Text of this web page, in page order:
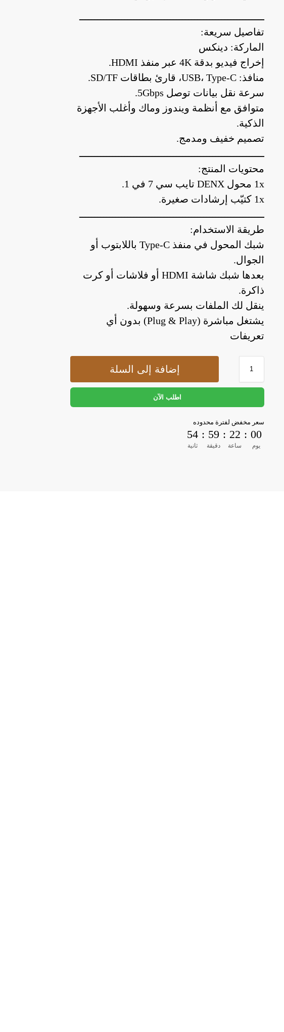
ـــــــــــــــــــــــــــــــــــــــــــــــــــــــــــــ
تفاصيل سريعة:
الماركة: دينكس
إخراج فيديو بدقة 4K عبر منفذ HDMI.
منافذ: USB، Type-C، قارئ بطاقات SD/TF.
سرعة نقل بيانات توصل 5Gbps.
متوافق مع أنظمة ويندوز وماك وأغلب الأجهزة
الذكية.
تصميم خفيف ومدمج.
ـــــــــــــــــــــــــــــــــــــــــــــــــــــــــــــ
محتويات المنتج:
1x محول DENX تايب سي 7 في 1.
1x كتيّب إرشادات صغيرة.
ـــــــــــــــــــــــــــــــــــــــــــــــــــــــــــــ
طريقة الاستخدام:
شبك المحول في منفذ Type-C باللابتوب أو
الجوال.
بعدها شبك شاشة HDMI أو فلاشات أو كرت
ذاكرة.
ينقل لك الملفات بسرعة وسهولة.
يشتغل مباشرة (Plug & Play) بدون أي
تعريفات
إضافة إلى السلة
اطلب الآن
سعر مخفض لفترة محدوده
00
يوم
:
22
ساعة
:
59
دقيقة
:
53
ثانية